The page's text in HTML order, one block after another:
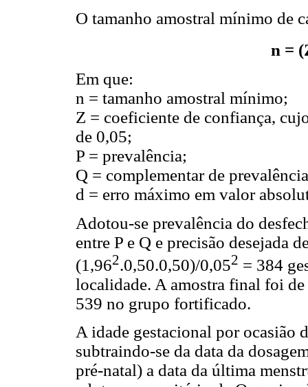
O tamanho amostral mínimo de
n =
Em que:
n = tamanho amostral mínimo;
Z = coeficiente de confiança,
de 0,05;
P = prevalência;
Q = complementar de
d = erro máximo em valor
Adotou-se prevalência do
entre P e Q e precisão desejada
(1,962.0,50.0,50)/0,052 = 384
localidade. A amostra final foi
539 no grupo fortificado.
A idade gestacional por ocasião
subtraindo-se da data da
pré-natal) a data da última